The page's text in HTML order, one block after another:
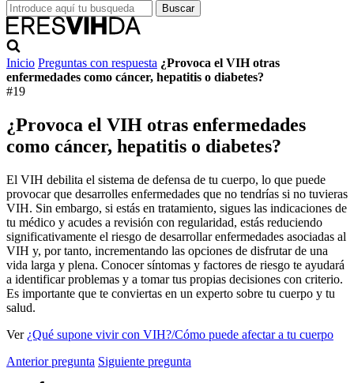
Inicio Preguntas con respuesta ¿Provoca el VIH otras
enfermedades como cáncer, hepatitis o diabetes?
#19
¿Provoca el VIH otras enfermedades
como cáncer, hepatitis o diabetes?
El VIH debilita el sistema de defensa de tu cuerpo, lo que puede
provocar que desarrolles enfermedades que no tendrías si no tuvieras
VIH. Sin embargo, si estás en tratamiento, sigues las indicaciones de
tu médico y acudes a revisión con regularidad, estás reduciendo
significativamente el riesgo de desarrollar enfermedades asociadas al
VIH y, por tanto, incrementando las opciones de disfrutar de una
vida larga y plena. Conocer síntomas y factores de riesgo te ayudará
a identificar problemas y a tomar tus propias decisiones con criterio.
Es importante que te conviertas en un experto sobre tu cuerpo y tu
salud.
Ver ¿Qué supone vivir con VIH?/Cómo puede afectar a tu cuerpo
Anterior pregunta Siguiente pregunta